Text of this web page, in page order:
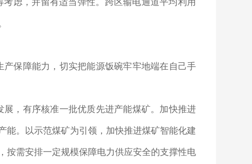
虑，并留有适当弹性。跨区输电通道平均利用
保障能力，切实把能源饭碗牢牢地端在自己手
展，有序核准一批优质先进产能煤矿。加快推进
能。以示范煤矿为引领，加快推进煤矿智能化建
按需安排一定规模保障电力供应安全的支撑性电